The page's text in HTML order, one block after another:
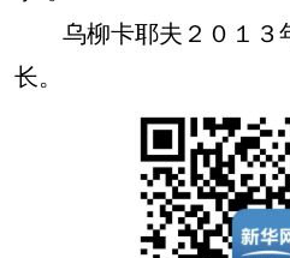
乌柳卡耶夫２０１３
长。